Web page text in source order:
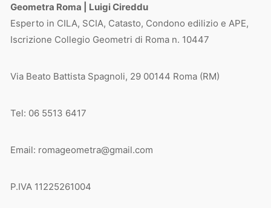
Geometra Roma | Luigi Cireddu
Esperto in CILA, SCIA, Catasto, Condono edilizio e APE,
Iscrizione Collegio Geometri di Roma n. 10447
Via Beato Battista Spagnoli, 29 00144 Roma (RM)
Tel: 06 5513 6417
Email: romageometra@gmail.com
P.IVA 11225261004